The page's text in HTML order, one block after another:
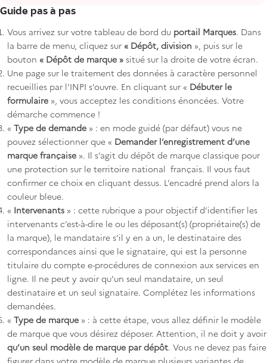
Guide pas à pas
Vous arrivez sur votre tableau de bord du portail Marques. Dans
la barre de menu, cliquez sur « Dépôt, division », puis sur le
bouton « Dépôt de marque » situé sur la droite de votre écran.
Une page sur le traitement des données à caractère personnel
recueillies par l’INPI s’ouvre. En cliquant sur « Débuter le
formulaire », vous acceptez les conditions énoncées. Votre
démarche commence !
« Type de demande » : en mode guidé (par défaut) vous ne
pouvez sélectionner que « Demander l’enregistrement d’une
marque française ». Il s’agit du dépôt de marque classique pour
une protection sur le territoire national français. Il vous faut
confirmer ce choix en cliquant dessus. L’encadré prend alors la
couleur bleue.
« Intervenants » : cette rubrique a pour objectif d’identifier les
intervenants c’est-à-dire le ou les déposant(s) (propriétaire(s) de
la marque), le mandataire s’il y en a un, le destinataire des
correspondances ainsi que le signataire, qui est la personne
titulaire du compte e-procédures de connexion aux services en
ligne. Il ne peut y avoir qu’un seul mandataire, un seul
destinataire et un seul signataire. Complétez les informations
demandées.
« Type de marque » : à cette étape, vous allez définir le modèle
de marque que vous désirez déposer. Attention, il ne doit y avoir
qu’un seul modèle de marque par dépôt. Vous ne devez pas faire
figurer dans votre modèle de marque plusieurs variantes de